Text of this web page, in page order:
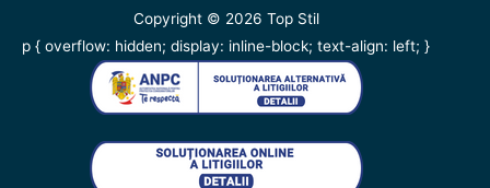
Copyright © 2026 Top Stil
p { overflow: hidden; display: inline-block; text-align: left; }